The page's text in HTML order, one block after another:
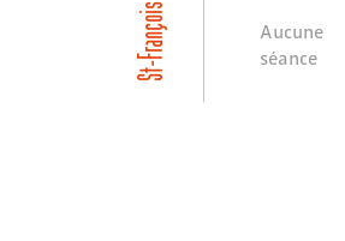
St-François
Aucune
séance